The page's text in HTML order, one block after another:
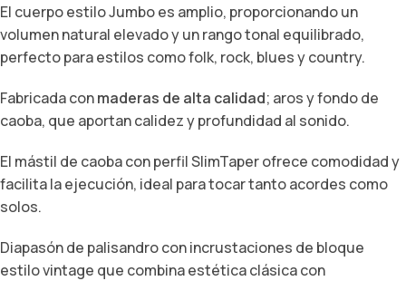
El cuerpo estilo Jumbo es amplio, proporcionando un
volumen natural elevado y un rango tonal equilibrado,
perfecto para estilos como folk, rock, blues y country.
Fabricada conmaderas de alta calidad; aros y fondo de
caoba, que aportan calidez y profundidad al sonido.
El mástil de caoba con perfil SlimTaper ofrece comodidad y
facilita la ejecución, ideal para tocar tanto acordes como
solos.
Diapasón de palisandro con incrustaciones de bloque
estilo vintage que combina estética clásica con